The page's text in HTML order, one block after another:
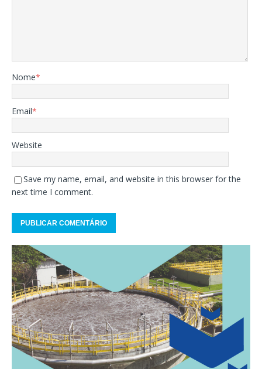
Nome*
Email*
Website
Save my name, email, and website in this browser for the
next time I comment.